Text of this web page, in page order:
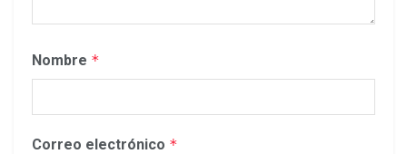
Nombre *
Correo electrónico *